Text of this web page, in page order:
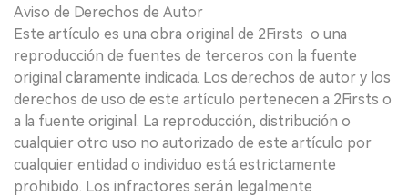
Aviso de Derechos de Autor
Este artículo es una obra original de 2Firsts o una
reproducción de fuentes de terceros con la fuente
original claramente indicada. Los derechos de autor y los
derechos de uso de este artículo pertenecen a 2Firsts o
a la fuente original. La reproducción, distribución o
cualquier otro uso no autorizado de este artículo por
cualquier entidad o individuo está estrictamente
prohibido. Los infractores serán legalmente